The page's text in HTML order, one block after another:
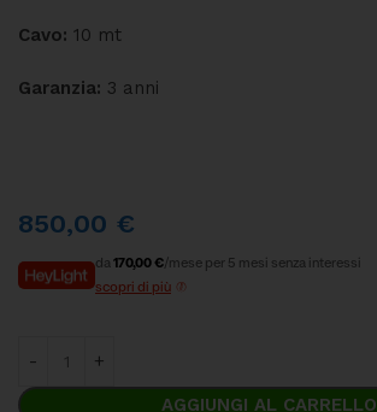
Cavo: 10 mt
Garanzia: 3 anni
850,00 €
da 170,00 €/mese per 5 mesi senza interessi
scopri di più
AGGIUNGI AL CARRELLO